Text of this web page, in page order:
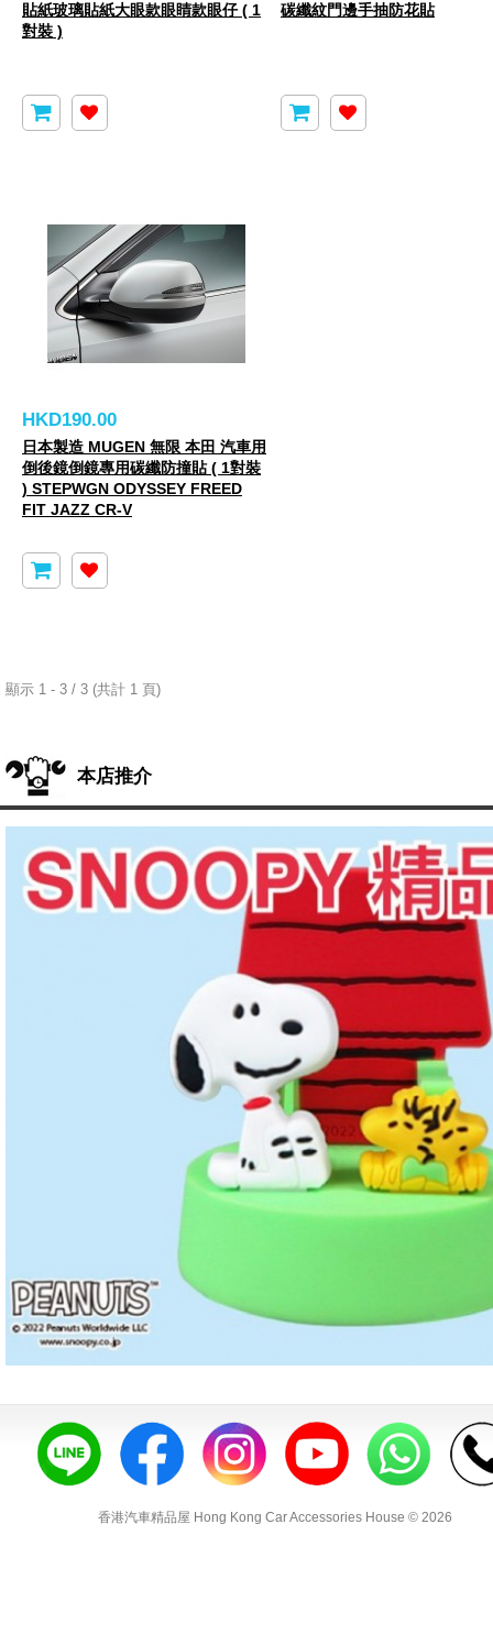
貼紙玻璃貼紙大眼款眼睛款眼仔 ( 1
對裝 )
碳纖紋門邊手抽防花貼
HKD190.00
日本製造 MUGEN 無限 本田 汽車用
倒後鏡倒鏡專用碳纖防撞貼 ( 1對裝
) STEPWGN ODYSSEY FREED
FIT JAZZ CR-V
顯示 1 - 3 / 3 (共計 1 頁)
本店推介
香港汽車精品屋 Hong Kong Car Accessories House © 2026